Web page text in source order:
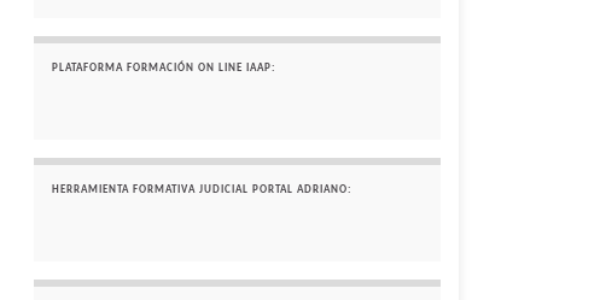
PLATAFORMA FORMACIÓN ON LINE IAAP:
HERRAMIENTA FORMATIVA JUDICIAL PORTAL ADRIANO: